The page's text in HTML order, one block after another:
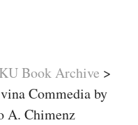
Book Archive >
Commedia by
A. Chimenz